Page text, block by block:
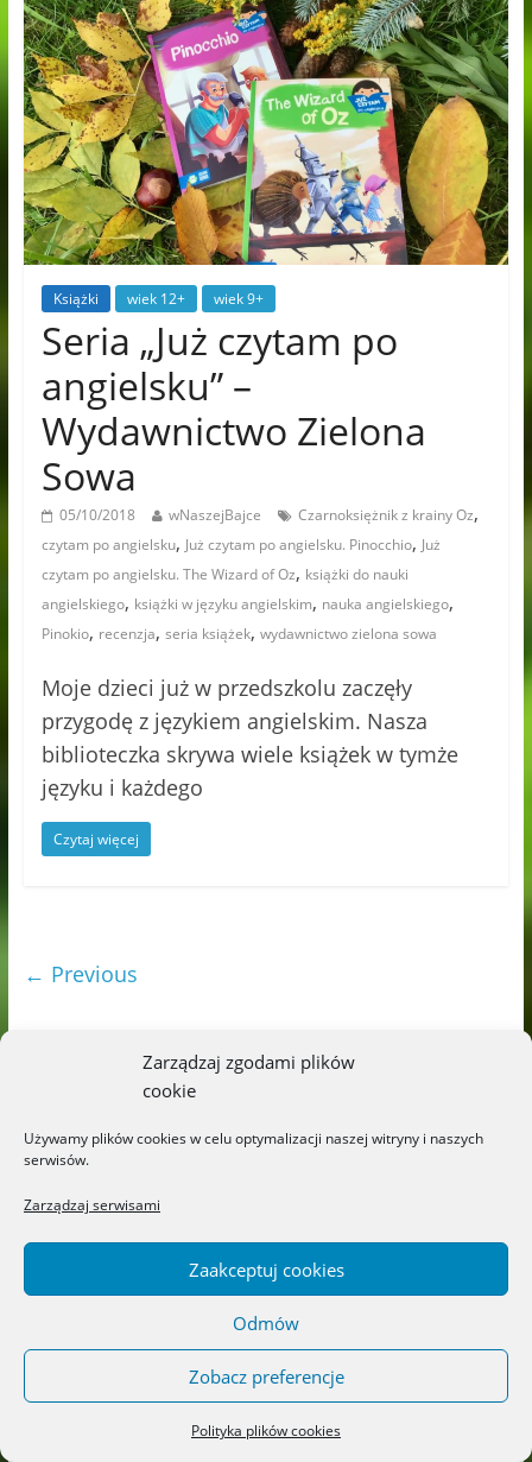
Zarządzaj zgodami plików
cookie
Używamy plików cookies w celu optymalizacji naszej witryny i naszych
serwisów.
Zarządzaj serwisami
Zaakceptuj cookies
Odmów
Zobacz preferencje
Polityka plików cookies
Książki wiek 12+ wiek 9+
Seria „Już czytam po
angielsku” –
Wydawnictwo Zielona
Sowa
05/10/2018 wNaszejBajce Czarnoksiężnik z krainy Oz,
czytam po angielsku, Już czytam po angielsku. Pinocchio, Już
czytam po angielsku. The Wizard of Oz, książki do nauki
angielskiego, książki w języku angielskim, nauka angielskiego,
Pinokio, recenzja, seria książek, wydawnictwo zielona sowa
Moje dzieci już w przedszkolu zaczęły
przygodę z językiem angielskim. Nasza
biblioteczka skrywa wiele książek w tymże
języku i każdego
Czytaj więcej
← Previous